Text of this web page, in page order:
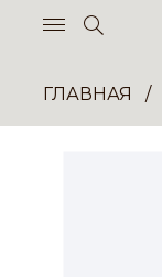
ГЛАВНАЯ